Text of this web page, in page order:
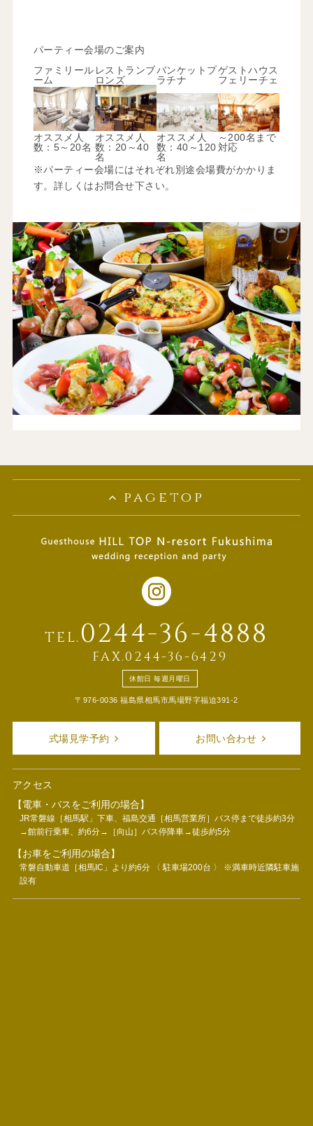
パーティー会場のご案内
ファミリール
ーム
レストランブ
ロンズ
バンケットプ
ラチナ
ゲストハウス
フェリーチェ
オススメ人
数：5～20名
オススメ人
数：20～40
名
オススメ人
数：40～120
名
～200名まで
対応
※パーティー会場にはそれぞれ別途会場費がかかりま
す。詳しくはお問合せ下さい。
pagetop
TEL. 0244-36-4888
FAX.0244-36-6429
休館日 毎週月曜日
〒976-0036 福島県相馬市馬場野字福迫391-2
式場見学予約 お問い合わせ
アクセス
【電車・バスをご利用の場合】
JR常磐線［相馬駅」下車、福島交通［相馬営業所］バス停まで徒歩約3分
→館前行乗車、約6分→［向山］バス停降車→徒歩約5分
【お車をご利用の場合】
常磐自動車道［相馬IC」より約6分 〈 駐車場200台 〉 ※満車時近隣駐車施
設有